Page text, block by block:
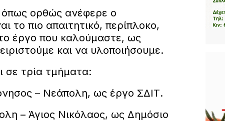
ορθώς ανέφερε ο
το πιο απαιτητικό, περίπλοκο,
έργο που καλούμαστε, ως
και να υλοποιήσουμε.
σε τρία τμήματα:
– Νεάπολη, ως έργο ΣΔΙΤ.
– Άγιος Νικόλαος, ως Δημόσιο